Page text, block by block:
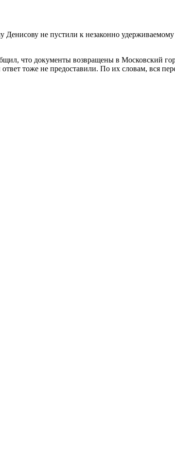
не пустили к незаконно
что документы возвращены в Московский
тоже не предоставили. По их словам, вся